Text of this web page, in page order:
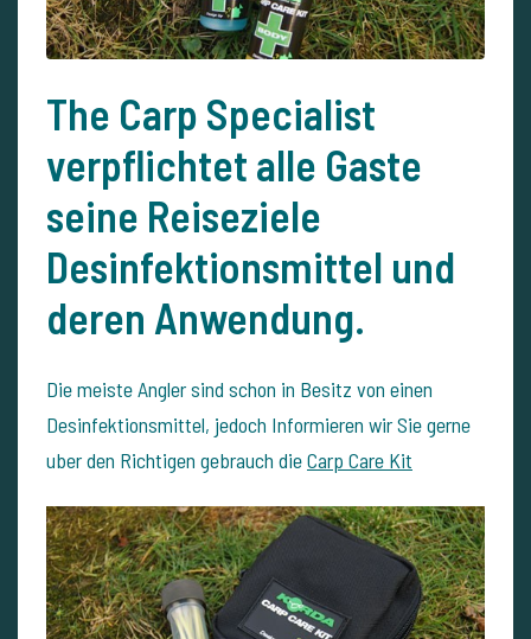
The Carp Specialist
verpflichtet alle Gaste
seine Reiseziele
Desinfektionsmittel und
deren Anwendung.
Die meiste Angler sind schon in Besitz von einen
Desinfektionsmittel, jedoch Informieren wir Sie gerne
uber den Richtigen gebrauch dieCarp Care Kit